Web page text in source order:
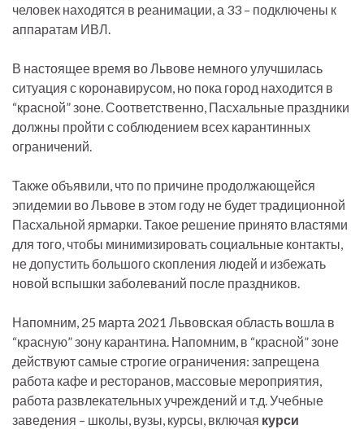
человек находятся в реанимации, а 33 – подключены к
аппаратам ИВЛ.
В настоящее время во Львове немного улучшилась
ситуация с коронавирусом, но пока город находится в
“красной” зоне. Соответственно, Пасхальные праздники
должны пройти с соблюдением всех карантинных
ограничений.
Также объявили, что по причине продолжающейся
эпидемии во Львове в этом году не будет традиционной
Пасхальной ярмарки. Такое решение принято властями
для того, чтобы минимизировать социальные контакты,
не допустить большого скопления людей и избежать
новой вспышки заболеваний после праздников.
Напомним, 25 марта 2021 Львовская область вошла в
“красную” зону карантина. Напомним, в “красной” зоне
действуют самые строгие ограничения: запрещена
работа кафе и ресторанов, массовые мероприятия,
работа развлекательных учреждений и т.д. Учебные
заведения – школы, вузы, курсы, включая курси